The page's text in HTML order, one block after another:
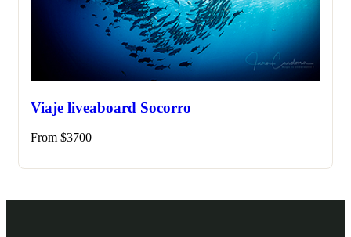
Viaje liveaboard Socorro
From $3700